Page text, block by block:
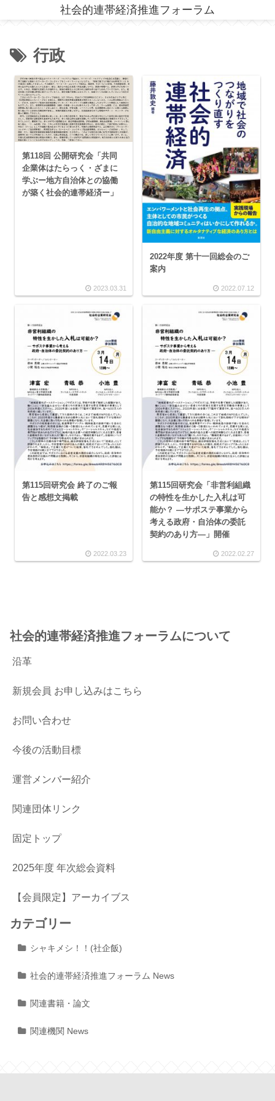
社会的連帯経済推進フォーラム
行政
第118回 公開研究会「共同
企業体はたらっく・ざまに
学ぶー地方自治体との協働
が築く社会的連帯経済ー」
2023.03.31
2022年度 第十一回総会のご
案内
2022.07.12
第115回研究会 終了のご報
告と感想文掲載
2022.03.23
第115回研究会「非営利組織
の特性を生かした入札は可
能か？ ―サポステ事業から
考える政府・自治体の委託
契約のあり方―」開催
2022.02.27
社会的連帯経済推進フォーラムについて
沿革
新規会員 お申し込みはこちら
お問い合わせ
今後の活動目標
運営メンバー紹介
関連団体リンク
固定トップ
2025年度 年次総会資料
【会員限定】アーカイブス
カテゴリー
シャキメシ！！(社企飯)
社会的連帯経済推進フォーラム News
関連書籍・論文
関連機関 News